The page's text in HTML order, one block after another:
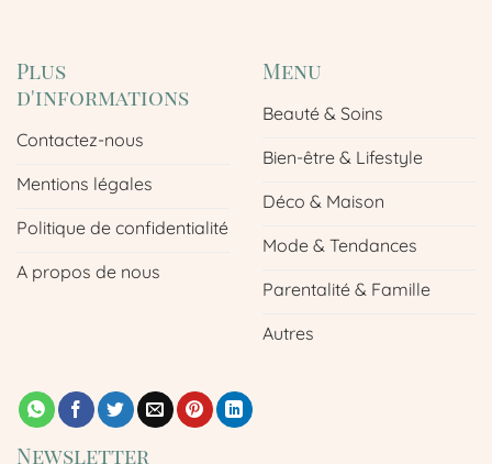
Plus
d'informations
Contactez-nous
Mentions légales
Politique de confidentialité
A propos de nous
Menu
Beauté & Soins
Bien-être & Lifestyle
Déco & Maison
Mode & Tendances
Parentalité & Famille
Autres
Newsletter